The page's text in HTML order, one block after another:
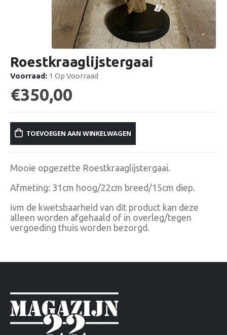
Roestkraaglijstergaai
Voorraad: 1 Op Voorraad
€350,00
TOEVOEGEN AAN WINKELWAGEN
Mooie opgezette Roestkraaglijstergaai.
Afmeting: 31cm hoog/22cm breed/15cm diep.
ivm de kwetsbaarheid van dit product kan deze
alleen worden afgehaald of in overleg/tegen
vergoeding thuis worden bezorgd.